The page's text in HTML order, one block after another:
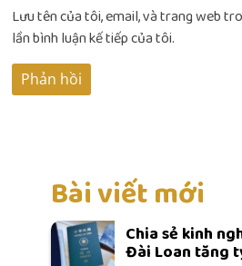
Lưu tên của tôi, email, và trang web
lần bình luận kế tiếp của tôi.
Bài viết mới
Chia sẻ kinh
Đài Loan tăng